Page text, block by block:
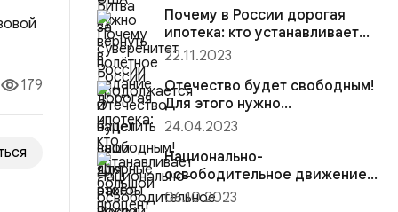
179
Почему в России дорогая
ипотека: кто устанавливает
большой процент кредитов и
22.11.2023
Отечество будет свободным!
Для этого нужно
отменить незаконные
решения Михаила Горбачева
24.04.2023
Национально-
освободительное движение
(НОД) — цели, дела и
06.10.2023